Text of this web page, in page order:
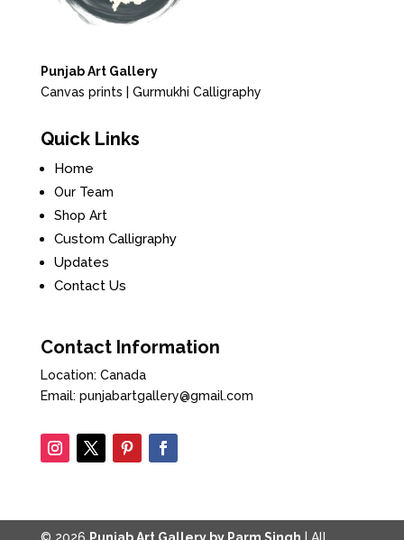
Punjab Art Gallery
Canvas prints | Gurmukhi Calligraphy
Quick Links
Home
Our Team
Shop Art
Custom Calligraphy
Updates
Contact Us
Contact Information
Location: Canada
Email: punjabartgallery@gmail.com